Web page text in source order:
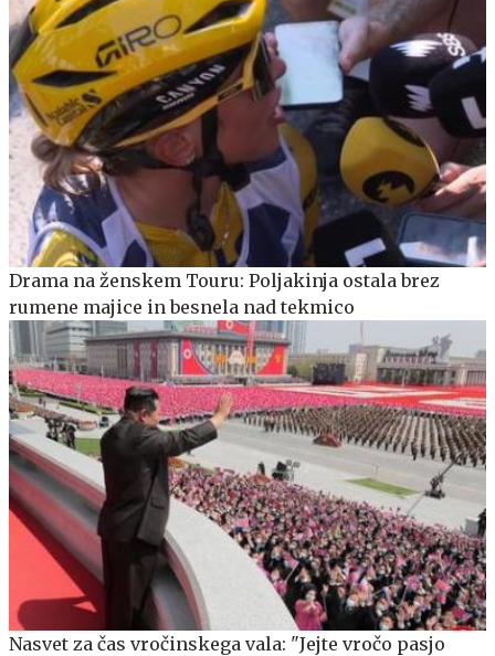
Drama na ženskem Touru: Poljakinja ostala brez
rumene majice in besnela nad tekmico
Nasvet za čas vročinskega vala: "Jejte vročo pasjo